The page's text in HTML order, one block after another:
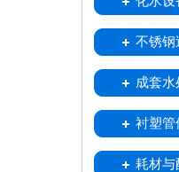
喷射
不锈
树脂
酸雾
不锈钢
中排
不锈
不锈
成套水
衬塑管
耗材与